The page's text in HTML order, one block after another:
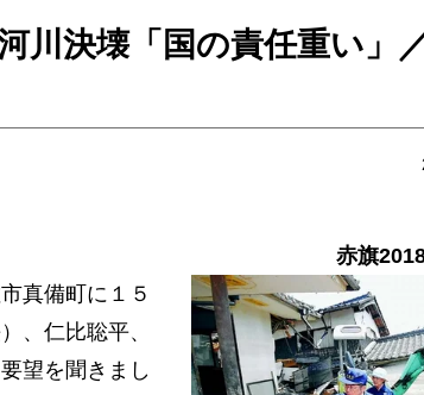
決壊「国の責任重い」
赤旗
真備町に１５
、仁比聡平、
望を聞きまし